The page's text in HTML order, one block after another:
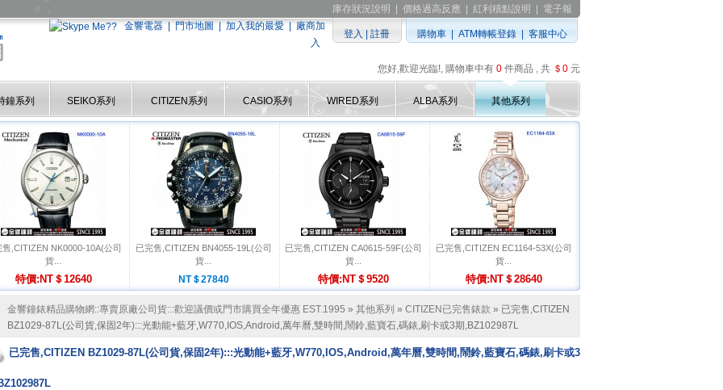
庫存狀況說明 價格過高反應 紅利積點說明
電子報
金響電器
門市地圖 加入我的最愛
廠商加
入
登入 註冊 購物車 ATM轉帳登錄 客服中心
您好,歡迎光臨!, 購物車中有 0 件商品 , 共 ＄0 元
鐘系列 SEIKO系列 CITIZEN系列 CASIO系列 WIRED系列 ALBA系列 其他系列
售,CITIZEN NK0000-10A(公司
貨...
特價:NT＄12640
已完售,CITIZEN BN4055-19L(公司
貨...
NT＄27840
已完售,CITIZEN CA0615-59F(公司
貨...
特價:NT＄9520
已完售,CITIZEN EC1164-53X(公司
貨...
特價:NT＄28640
金響鐘錶精品購物網::專賣原廠公司貨:::歡迎議價或門市購買全年優惠 EST.1995 » 其他系列 » CITIZEN已完售錶款 » 已完售,CITIZEN
BZ1029-87L(公司貨,保固2年):::光動能+藍牙,W770,IOS,Android,萬年曆,雙時間,鬧鈴,藍寶石,碼錶,刷卡或3期,BZ102987L
已完售,CITIZEN BZ1029-87L(公司貨,保固2年):::光動能+藍牙,W770,IOS,Android,萬年曆,雙時間,鬧鈴,藍寶石,碼錶,刷卡或3